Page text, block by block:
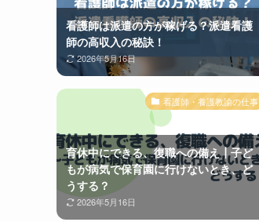
看護師は派遣の方が稼げる？派遣看護
師の高収入の秘訣！
2026年5月16日
看護師・養護教諭の仕事
育休中にできる、復職への備え┃子ど
もが病気で保育園に行けないとき、ど
うする？
2026年5月16日